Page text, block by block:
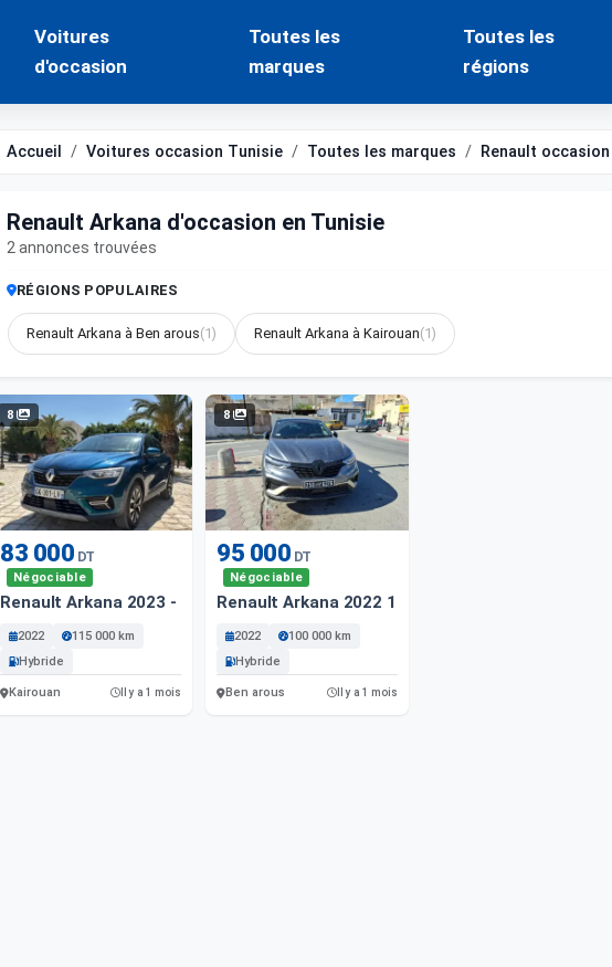
Voitures
d'occasion
Toutes les
marques
Toutes les
régions
Accueil Voitures occasion Tunisie Toutes les marques Renault occasion
Renault Arkana d'occasion en Tunisie
2 annonces trouvées
RÉGIONS POPULAIRES
Renault Arkana à Ben arous(1) Renault Arkana à Kairouan(1)
8
83 000 DT
Négociable
Renault Arkana 2023 - 115 000 Km - Hybride
2022
115 000 km
Hybride
Kairouan Il y a 1 mois
8
95 000 DT
Négociable
Renault Arkana 2022 1000 Km
2022
100 000 km
Hybride
Ben arous Il y a 1 mois